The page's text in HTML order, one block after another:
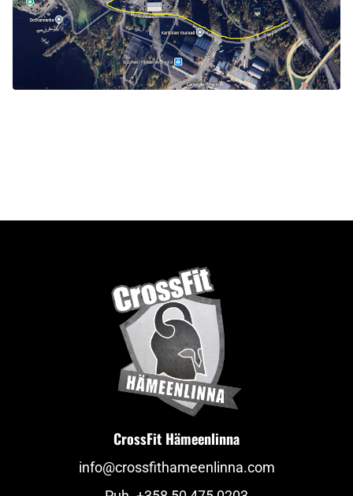
CrossFit Hämeenlinna
info@crossfithameenlinna.com